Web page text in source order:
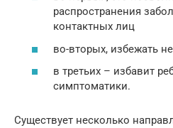
распространения
контактных лиц
во-вторых, избежать
в третьих – избавит
симптоматики.
Существует несколько